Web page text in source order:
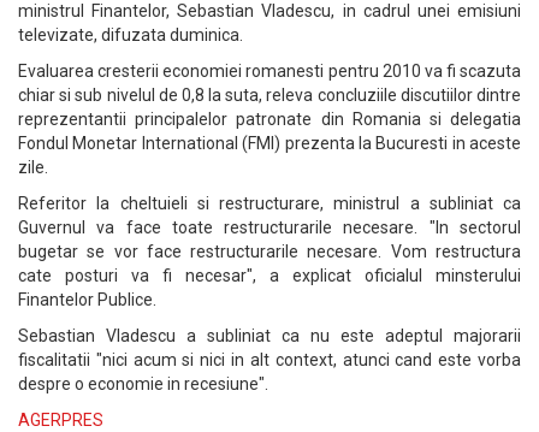
ministrul Finantelor, Sebastian Vladescu, in cadrul unei emisiuni
televizate, difuzata duminica.
Evaluarea cresterii economiei romanesti pentru 2010 va fi scazuta
chiar si sub nivelul de 0,8 la suta, releva concluziile discutiilor dintre
reprezentantii principalelor patronate din Romania si delegatia
Fondul Monetar International (FMI) prezenta la Bucuresti in aceste
zile.
Referitor la cheltuieli si restructurare, ministrul a subliniat ca
Guvernul va face toate restructurarile necesare. "In sectorul
bugetar se vor face restructurarile necesare. Vom restructura
cate posturi va fi necesar", a explicat oficialul minsterului
Finantelor Publice.
Sebastian Vladescu a subliniat ca nu este adeptul majorarii
fiscalitatii "nici acum si nici in alt context, atunci cand este vorba
despre o economie in recesiune".
AGERPRES